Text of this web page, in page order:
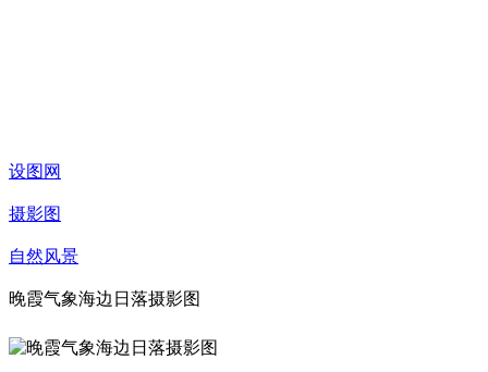
设图网
摄影图
自然风景
晚霞气象海边日落摄影图